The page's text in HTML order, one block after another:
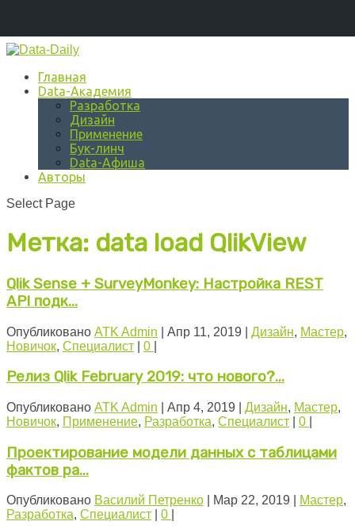
Главная
Data-Академия
Разработка
Дизайн
Применение
Бук-линч
Data-Афиша
Авторы
Select Page
Метка: data load QlikView
Qlik Sense + SurveyMonkey: Настройка REST
API подк...
Опубликовано ATK Admin Апр 11, 2019 Дизайн, Мастер,
Новичок, Специалист 0
Релиз Qlik February 2019: что нового?...
Опубликовано ATK Admin Апр 4, 2019 Дизайн, Мастер,
Новичок, Применение, Разработка, Специалист 0
Проектирование модели данных с таблицами
фактов ра...
Опубликовано Василий Петренко Мар 22, 2019 Мастер,
Разработка, Специалист 0